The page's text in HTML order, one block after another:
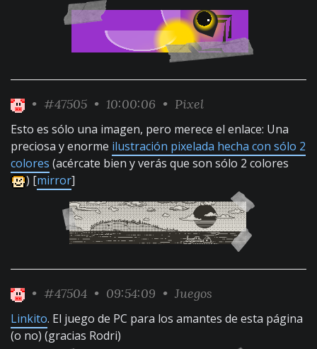
• #47505 • 10:00:06 • Pixel
Esto es sólo una imagen, pero merece el enlace: Una
preciosa y enorme ilustración pixelada hecha con sólo 2
colores (acércate bien y verás que son sólo 2 colores
) [mirror]
• #47504 • 09:54:09 • Juegos
Linkito. El juego de PC para los amantes de esta página
(o no) (gracias Rodri)